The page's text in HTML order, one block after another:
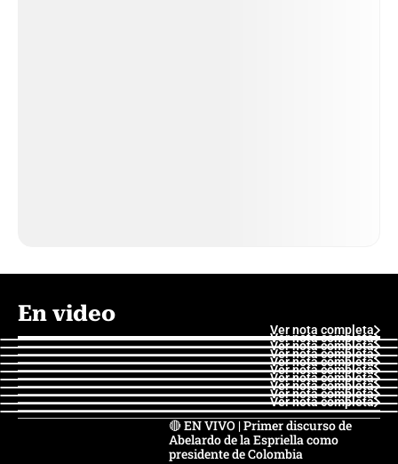
En video
Ver nota completa
Ver nota completa
Ver nota completa
Ver nota completa
Ver nota completa
Ver nota completa
Ver nota completa
Ver nota completa
Ver nota completa
Ver nota completa
🔴 EN VIVO | Primer discurso de
Abelardo de la Espriella como
presidente de Colombia